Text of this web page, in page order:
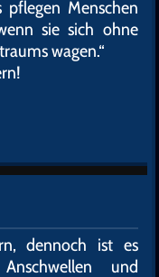
Menschen
sie sich ohne
wagen.“
dennoch ist es
und